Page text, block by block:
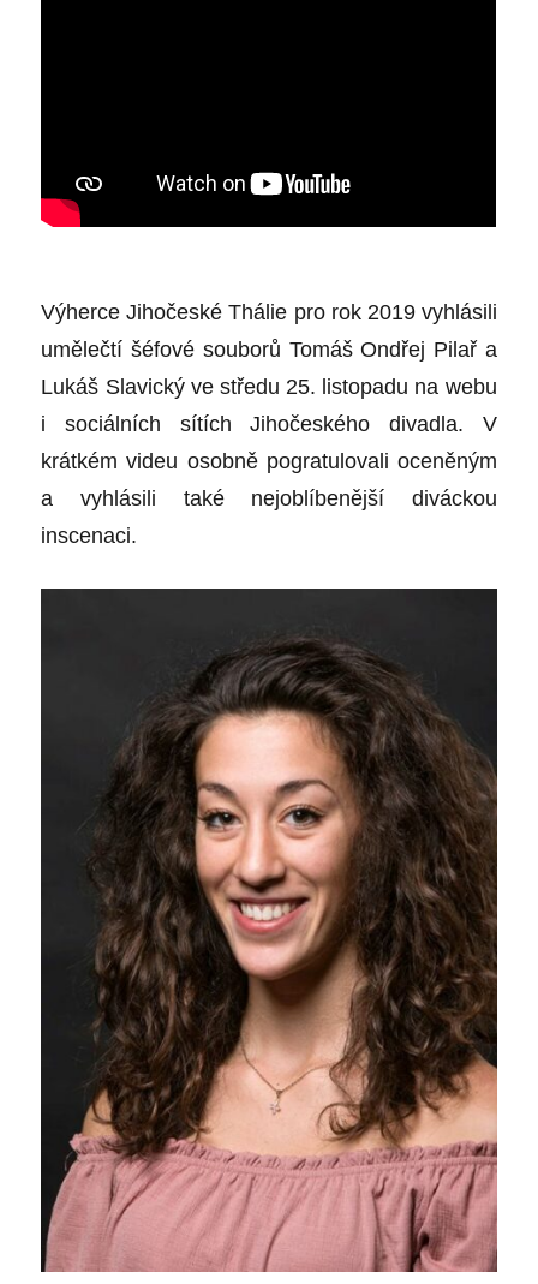
Výherce Jihočeské Thálie pro rok 2019 vyhlásili
umělečtí šéfové souborů Tomáš Ondřej Pilař a
Lukáš Slavický ve středu 25. listopadu na webu
i sociálních sítích Jihočeského divadla. V
krátkém videu osobně pogratulovali oceněným
a vyhlásili také nejoblíbenější diváckou
inscenaci.